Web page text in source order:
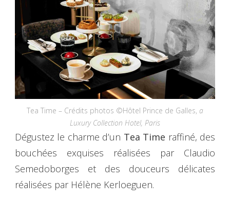
Tea Time – Crédits photos ©Hôtel Prince de Galles, a
Luxury Collection Hotel, Paris
Dégustez le charme d’un Tea Time raffiné, des
bouchées exquises réalisées par Claudio
Semedoborges et des douceurs délicates
réalisées par Hélène Kerloeguen.